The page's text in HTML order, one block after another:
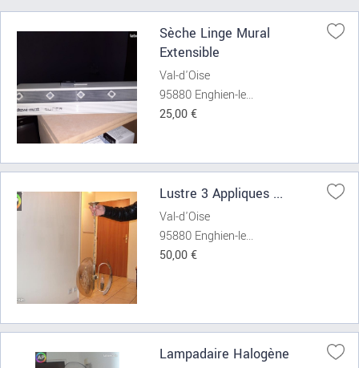
Sèche Linge Mural
Extensible
Val-d'Oise
95880 Enghien-le...
25,00 €
Lustre 3 Appliques ...
Val-d'Oise
95880 Enghien-le...
50,00 €
Lampadaire Halogène